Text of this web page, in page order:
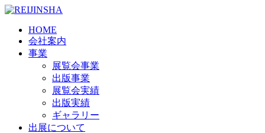
HOME
会社案内
事業
展覧会事業
出版事業
展覧会実績
出版実績
ギャラリー
出展について